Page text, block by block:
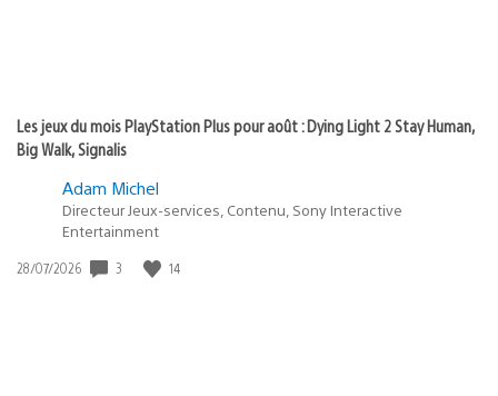
Les jeux du mois PlayStation Plus pour août : Dying Light 2 Stay Human,
Big Walk, Signalis
Adam Michel
Directeur Jeux-services, Contenu, Sony Interactive
Entertainment
Date
28/07/2026 3 14